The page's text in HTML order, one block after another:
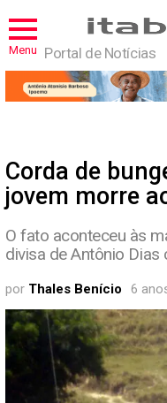
Menu Portal de Notícias
Corda de
jovem morre
O fato aconteceu às
divisa de Antônio Dias
por Thales Benício 6